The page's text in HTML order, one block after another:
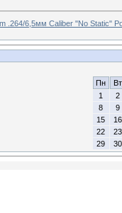
.264/6,5мм Caliber "No Static"
Пн
Вт
1
2
8
9
15
16
22
23
29
30